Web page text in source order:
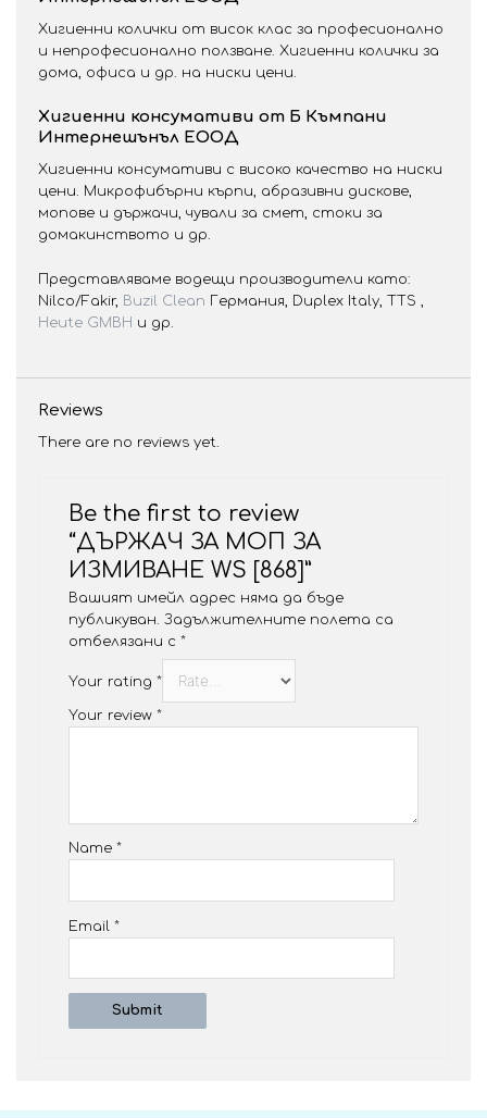
Хигиенни колички от висок клас за професионално
и непрофесионално ползване. Хигиенни колички за
дома, офиса и др. на ниски цени.
Хигиенни консумативи от Б Къмпани
Интернешънъл ЕООД
Хигиенни консумативи с високо качество на ниски
цени. Микрофибърни кърпи, абразивни дискове,
мопове и държачи, чували за смет, стоки за
домакинството и др.
Представляваме водещи производители като:
Nilco/Fakir, Buzil Clean Германия, Duplex Italy, TTS ,
Heute GMBH и др.
Reviews
There are no reviews yet.
Be the first to review
“ДЪРЖАЧ ЗА МОП ЗА
ИЗМИВАНЕ WS [868]”
Вашият имейл адрес няма да бъде
публикуван. Задължителните полета са
отбелязани с *
Your rating *
Your review *
Name *
Email *